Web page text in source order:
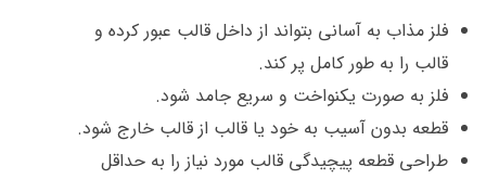
فلز مذاب به آسانی بتواند از داخل قالب عبور کرده و
قالب را به طور کامل پر کند.
فلز به صورت یکنواخت و سریع جامد شود.
قطعه بدون آسیب به خود یا قالب از قالب خارج شود.
طراحی قطعه پیچیدگی قالب مورد نیاز را به حداقل